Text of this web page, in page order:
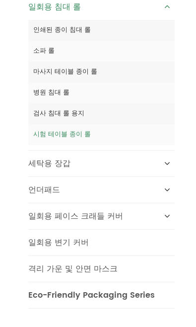
일회용 침대 롤
인쇄된 종이 침대 롤
소파 롤
마사지 테이블 종이 롤
병원 침대 롤
검사 침대 롤 용지
시험 테이블 종이 롤
세탁용 장갑
언더패드
일회용 페이스 크래들 커버
일회용 변기 커버
격리 가운 및 안면 마스크
Eco-Friendly Packaging Series